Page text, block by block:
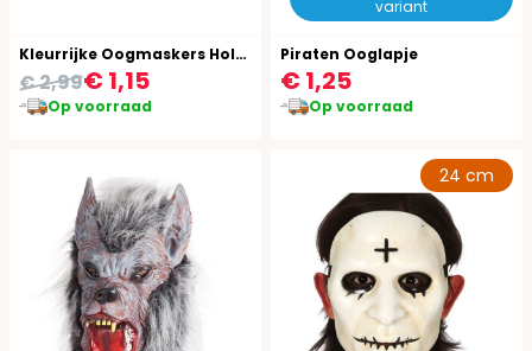
Kleurrijke Oogmaskers Holografisch Karton 6 Stuks
€ 1,15
€ 2,99
Op voorraad
variant
Piraten Ooglapje
€ 1,25
Op voorraad
24 cm